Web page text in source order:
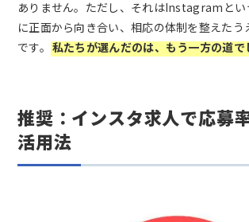
ありません。ただし、それはInstagramとい
に正面から向き合い、相応の体制を整えた
です。 私たちが選んだのは、もう一方の道で
推奨：インスタ求人で応募
活用法